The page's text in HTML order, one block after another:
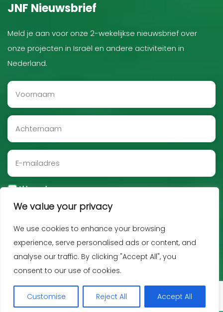
We value your privacy
We use cookies to enhance your browsing
experience, serve personalised ads or content, and
analyse our traffic. By clicking "Accept All", you
consent to our use of cookies.
Customise Reject All Accept All
JNF Nieuwsbrief
Meld je aan voor onze 2-wekelijkse nieuwsbrief over
onze projecten in Israël en andere activiteiten in
Nederland.
Akkoord
Privacy policy Disclaimer